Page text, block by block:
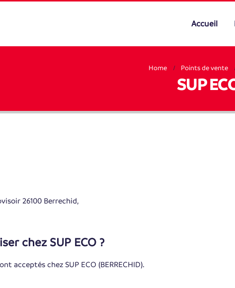
Accueil
Home Points de vente
SUP
26100 Berrechid,
chez SUP ECO ?
acceptés chez SUP ECO (BERRECHID).